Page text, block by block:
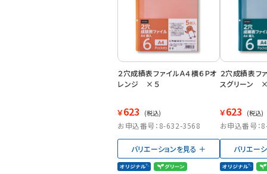
２穴成績表ファイルＡ４横６Ｐオ
レンジ ×５
￥623 (税込)
お申込番号：8-632-3568
バリエーションを見る
２穴成績表フ
スグリーン
￥623 (税込)
お申込番号
バリエー